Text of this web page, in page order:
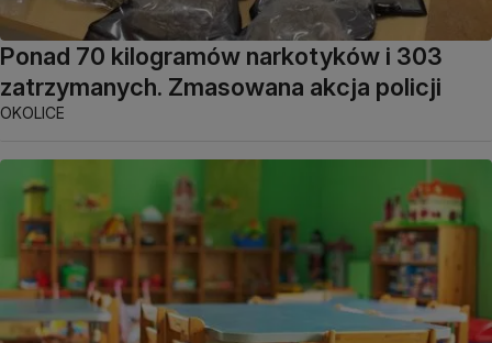
Ponad 70 kilogramów narkotyków i 303
zatrzymanych. Zmasowana akcja policji
OKOLICE